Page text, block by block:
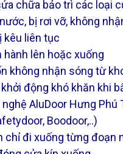
chữa bảo trì các loại
bị rơi vỡ, không
kêu liên tục
hành lên hoặc xuống
không nhận sóng từ
động khó khăn khi
AluDoor Hưng Phú
Boodoor,..)
chỉ đi xuống từng